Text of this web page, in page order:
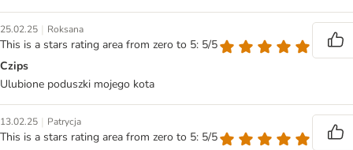
25.02.25 | Roksana
This is a stars rating area from zero to 5: 5/5
Czips
Ulubione poduszki mojego kota
13.02.25 | Patrycja
This is a stars rating area from zero to 5: 5/5